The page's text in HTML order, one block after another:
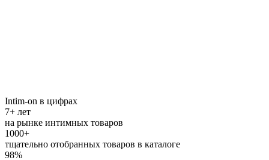
Intim-on в цифрах
7+ лет
на рынке интимных товаров
1000+
тщательно отобранных товаров в каталоге
98%